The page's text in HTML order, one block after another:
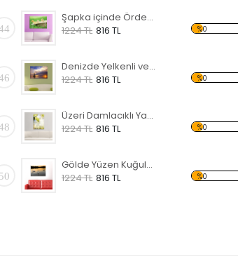
Şapka içinde Ördek Yavruları Forex Tablo
1224 TL 816 TL %0
Denizde Yelkenli ve Gün Batımı Forex Tablo
1224 TL 816 TL %0
Üzeri Damlacıklı Yaprak Forex Tablo
1224 TL 816 TL %0
50
Gölde Yüzen Kuğular Forex Tablo
1224 TL 816 TL %0